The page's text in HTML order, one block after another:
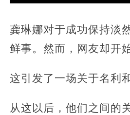
龚琳娜对于成功保持淡
鲜事。然而，网友却开
这引发了一场关于名利
从这以后，他们之间的